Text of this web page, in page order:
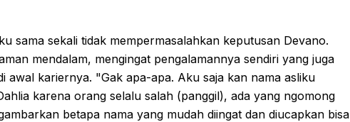
sama sekali tidak mempermasalahkan keputusan Devano.
mendalam, mengingat pengalamannya sendiri yang juga
awal kariernya. "Gak apa-apa. Aku saja kan nama asliku
karena orang selalu salah (panggil), ada yang ngomong
betapa nama yang mudah diingat dan diucapkan bisa